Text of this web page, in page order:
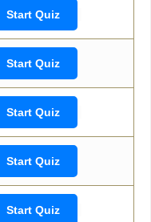
Start Quiz
Start Quiz
Start Quiz
Start Quiz
Start Quiz